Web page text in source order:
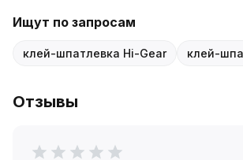
Ищут по запросам
клей-шпатлевка Hi-Gear клей-
Отзывы